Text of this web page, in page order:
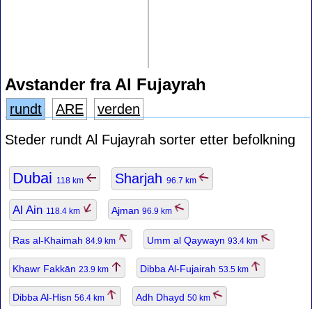
Avstander fra Al Fujayrah
rundt ARE
verden
Steder rundt Al Fujayrah sorter etter befolkning
Dubai 118 km Sharjah 96.7 km
Al Ain 118.4 km Ajman 96.9 km
Ras al-Khaimah 84.9 km Umm al Qaywayn 93.4 km
Khawr Fakkān 23.9 km Dibba Al-Fujairah 53.5 km
Dibba Al-Hisn 56.4 km Adh Dhayd 50 km